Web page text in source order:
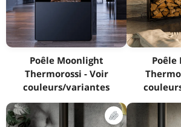
Poêle Moonlight
Thermorossi - Voir
couleurs/variantes
Poêle